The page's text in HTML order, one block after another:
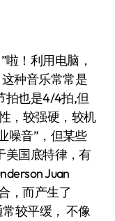
啦！利用电脑，
种音乐常常是
拍也是4/4拍,但
，较强硬，较机
噪音”，但某些
美国底特律，有
Juan
，而产生了
较平缓， 不像